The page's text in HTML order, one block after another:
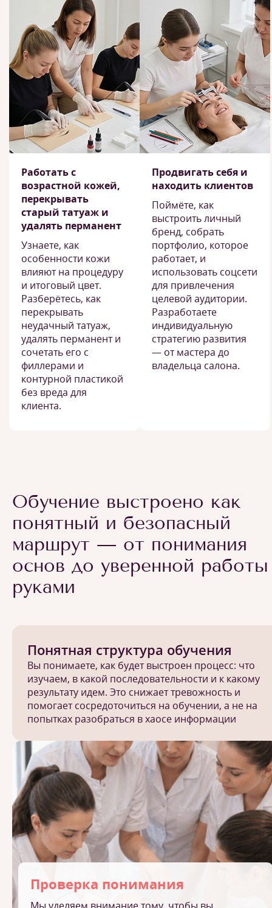
Работать с
возрастной кожей,
перекрывать
старый татуаж и
удалять перманент
Узнаете, как
особенности кожи
влияют на процедуру
и итоговый цвет.
Разберётесь, как
перекрывать
неудачный татуаж,
удалять перманент и
сочетать его с
филлерами и
контурной пластикой
без вреда для
клиента.
Продвигать себя и
находить клиентов
Поймёте, как
выстроить личный
бренд, собрать
портфолио, которое
работает, и
использовать соцсети
для привлечения
целевой аудитории.
Разработаете
индивидуальную
стратегию развития
— от мастера до
владельца салона.
Обучение выстроено как
понятный и безопасный
маршрут — от понимания
основ до уверенной работы
руками
Понятная структура обучения
Вы понимаете, как будет выстроен процесс: что
изучаем, в какой последовательности и к какому
результату идем. Это снижает тревожность и
помогает сосредоточиться на обучении, а не на
попытках разобраться в хаосе информации
Проверка понимания